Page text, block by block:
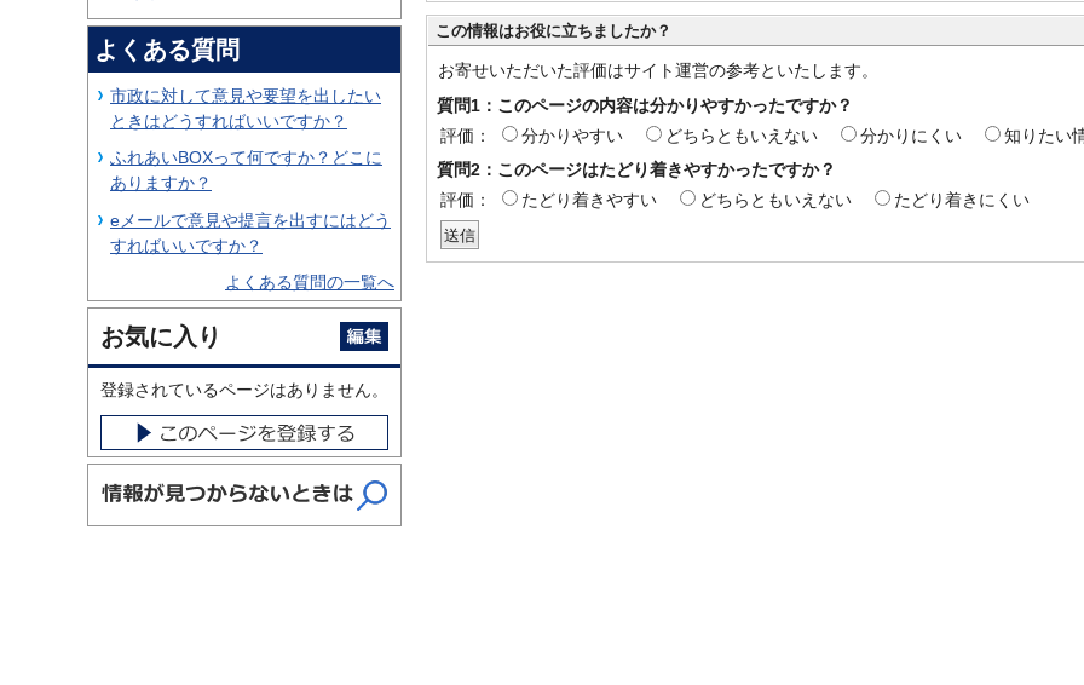
この情報はお役に立ちましたか？
お寄せいただいた評価はサイト運営の参考といたします。
質問1：このページの内容は分かりやすかったですか？
評価：
分かりやすい どちらともいえない 分かりにくい
知りたい
質問2：このページはたどり着きやすかったですか？
評価：
たどり着きやすい どちらともいえない たどり着きにくい
よくある質問
市政に対して意見や要望を出したい
ときはどうすればいいですか？
ふれあいBOXって何ですか？どこに
ありますか？
eメールで意見や提言を出すにはどう
すればいいですか？
よくある質問の一覧へ
お気に入り
登録されているページはありません。